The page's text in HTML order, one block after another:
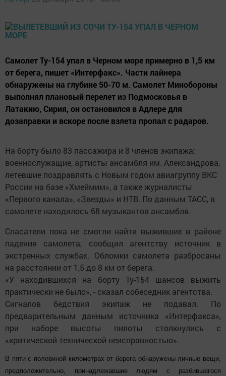
Самолет Ту-154 упал в Черном море примерно в 1,5 км
от берега, пишет «Интерфакс». Части лайнера
обнаружены на глубине 50-70 м. Самолет Минобороны
выполнял плановый перелет из Подмосковья в
Латакию, Сирия, он остановился в Адлере для
дозаправки и вскоре после взлета пропал с радаров.
На борту было 83 пассажира и 8 членов экипажа:
военнослужащие, артисты ансамбля им. Александрова,
летевшие поздравлять с Новым годом авиагруппу ВКС
России на базе «Хмеймим», а также журналисты
«Первого канала», «Звезды» и НТВ. По данным ТАСС, в
самолете находилось 68 музыкантов ансамбля.
Спасатели пока не смогли найти выживших в районе
падения самолета, сообщил агентству источник в
экстренных службах. Обломки самолета разбросаны
на расстоянии от 1,5 до 8 км от берега.
«У находившихся на борту Ту-154 шансов выжить
практически не было», - сказал собеседник агентства.
Сигналов бедствия экипаж не подавал. По
предварительным данным источника «Интерфакса»,
при наборе высоты пилоты столкнулись с
«критической технической неисправностью».
В пяти с половиной километрах от берега обнаружены личные вещи,
предположительно, принадлежавшие людям с разбившегося